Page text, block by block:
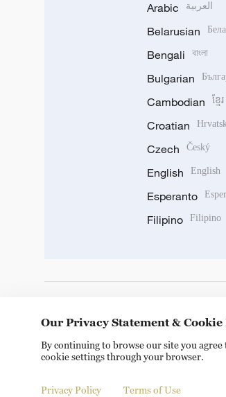
Arabic العربية
Belarusian
Bengali বাংলা
Bulgarian
Cambodian ខ្មែរ
Croatian
Czech Český
English English
Esperanto
Filipino Filipino
Copyright © 2024 CGTN. 京ICP备
Our Privacy Statement &
By continuing to browse our site you
cookie settings through your browser.
Privacy Policy Terms of Use